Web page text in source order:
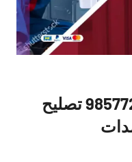
فني ثلاجات الاندلس 98577272 تصليح